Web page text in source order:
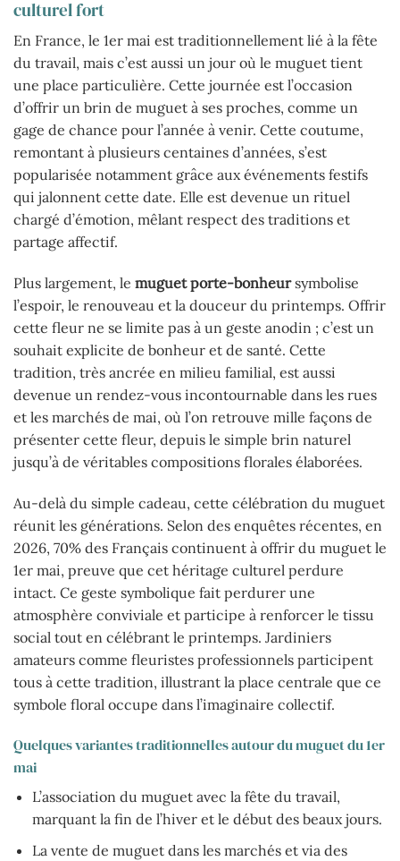
culturel fort
En France, le 1er mai est traditionnellement lié à la fête
du travail, mais c’est aussi un jour où le muguet tient
une place particulière. Cette journée est l’occasion
d’offrir un brin de muguet à ses proches, comme un
gage de chance pour l’année à venir. Cette coutume,
remontant à plusieurs centaines d’années, s’est
popularisée notamment grâce aux événements festifs
qui jalonnent cette date. Elle est devenue un rituel
chargé d’émotion, mêlant respect des traditions et
partage affectif.
Plus largement, le muguet porte-bonheursymbolise
l’espoir, le renouveau et la douceur du printemps. Offrir
cette fleur ne se limite pas à un geste anodin ; c’est un
souhait explicite de bonheur et de santé. Cette
tradition, très ancrée en milieu familial, est aussi
devenue un rendez-vous incontournable dans les rues
et les marchés de mai, où l’on retrouve mille façons de
présenter cette fleur, depuis le simple brin naturel
jusqu’à de véritables compositions florales élaborées.
Au-delà du simple cadeau, cette célébration du muguet
réunit les générations. Selon des enquêtes récentes, en
2026, 70% des Français continuent à offrir du muguet le
1er mai, preuve que cet héritage culturel perdure
intact. Ce geste symbolique fait perdurer une
atmosphère conviviale et participe à renforcer le tissu
social tout en célébrant le printemps. Jardiniers
amateurs comme fleuristes professionnels participent
tous à cette tradition, illustrant la place centrale que ce
symbole floral occupe dans l’imaginaire collectif.
Quelques variantes traditionnelles autour du muguet du 1er
mai
L’association du muguet avec la fête du travail,
marquant la fin de l’hiver et le début des beaux jours.
La vente de muguet dans les marchés et via des